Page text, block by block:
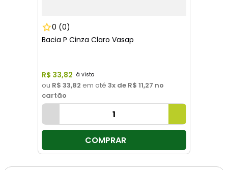
0 (0)
Bacia P Cinza Claro Vasap
R$ 33,82
ou R$ 33,82 em até 3x de R$ 11,27 no
cartão
COMPRAR